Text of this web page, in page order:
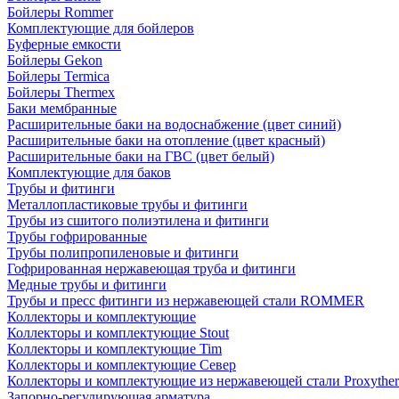
Бойлеры Rommer
Комплектующие для бойлеров
Буферные емкости
Бойлеры Gekon
Бойлеры Termica
Бойлеры Thermex
Баки мембранные
Расширительные баки на водоснабжение (цвет синий)
Расширительные баки на отопление (цвет красный)
Расширительные баки на ГВС (цвет белый)
Комплектующие для баков
Трубы и фитинги
Металлопластиковые трубы и фитинги
Трубы из сшитого полиэтилена и фитинги
Трубы гофрированные
Трубы полипропиленовые и фитинги
Гофрированная нержавеющая труба и фитинги
Медные трубы и фитинги
Трубы и пресс фитинги из нержавеющей стали ROMMER
Коллекторы и комплектующие
Коллекторы и комплектующие Stout
Коллекторы и комплектующие Tim
Коллекторы и комплектующие Север
Коллекторы и комплектующие из нержавеющей стали